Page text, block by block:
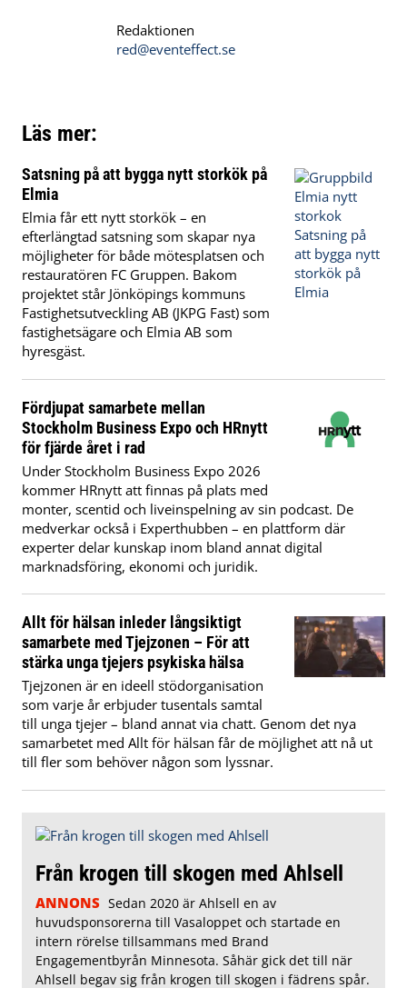
Redaktionen
red@eventeffect.se
Läs mer:
Satsning på att bygga nytt storkök på
Elmia
Elmia får ett nytt storkök – en
efterlängtad satsning som skapar nya
möjligheter för både mötesplatsen och
restauratören FC Gruppen. Bakom
projektet står Jönköpings kommuns
Fastighetsutveckling AB (JKPG Fast) som
fastighetsägare och Elmia AB som
hyresgäst.
Fördjupat samarbete mellan
Stockholm Business Expo och HRnytt
för fjärde året i rad
Under Stockholm Business Expo 2026
kommer HRnytt att finnas på plats med
monter, scentid och liveinspelning av sin podcast. De
medverkar också i Experthubben – en plattform där
experter delar kunskap inom bland annat digital
marknadsföring, ekonomi och juridik.
Allt för hälsan inleder långsiktigt
samarbete med Tjejzonen – För att
stärka unga tjejers psykiska hälsa
Tjejzonen är en ideell stödorganisation
som varje år erbjuder tusentals samtal
till unga tjejer – bland annat via chatt. Genom det nya
samarbetet med Allt för hälsan får de möjlighet att nå ut
till fler som behöver någon som lyssnar.
Från krogen till skogen med Ahlsell
ANNONS Sedan 2020 är Ahlsell en av
huvudsponsorerna till Vasaloppet och startade en
intern rörelse tillsammans med Brand
Engagementbyrån Minnesota. Såhär gick det till när
Ahlsell begav sig från krogen till skogen i fädrens spår.